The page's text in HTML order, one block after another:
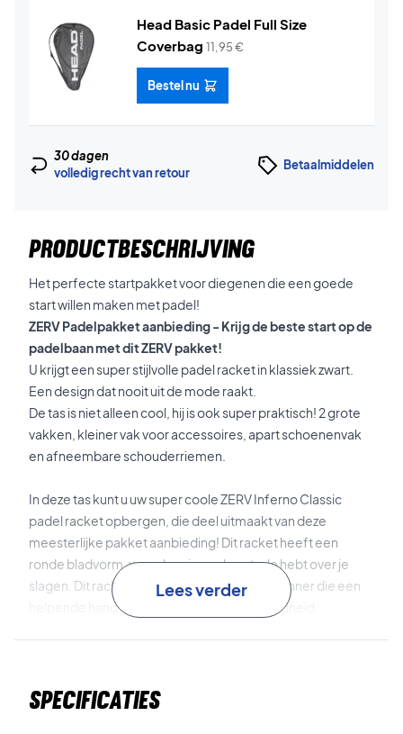
Head Basic Padel Full Size
Coverbag 11,95€
Bestel nu
30 dagen
volledig recht van retour
Betaalmiddelen
PRODUCTBESCHRIJVING
Het perfecte startpakket voor diegenen die een goede
start willen maken met padel!
ZERV Padelpakket aanbieding - Krijg de beste start op de
padelbaan met dit ZERV pakket!
U krijgt een super stijlvolle padel racket in klassiek zwart.
Een design dat nooit uit de mode raakt.
De tas is niet alleen cool, hij is ook super praktisch! 2 grote
vakken, kleiner vak voor accessoires, apart schoenenvak
en afneembare schouderriemen.
In deze tas kunt u uw super coole ZERV Inferno Classic
padel racket opbergen, die deel uitmaakt van deze
meesterlijke pakket aanbieding! Dit racket heeft een
ronde bladvorm, waardoor je veel controle hebt over je
slagen. Dit racket is dus perfect voor de beginner die een
helpende hand nodig heeft voor nauwkeurigheid.
Master+ bal houdt de stuit en druk vast, zodat je vele uren
Lees verder
Specificaties